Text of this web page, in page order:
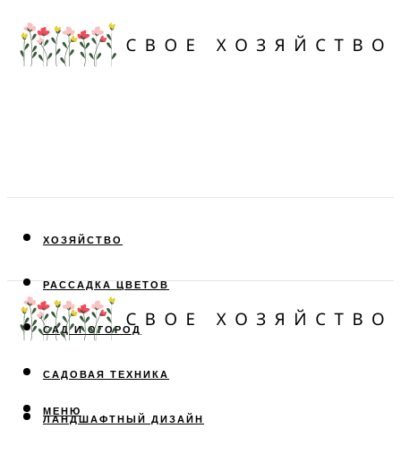
ХОЗЯЙСТВО
РАССАДКА ЦВЕТОВ
САД И ОГОРОД
САДОВАЯ ТЕХНИКА
ЛАНДШАФТНЫЙ ДИЗАЙН
МЕНЮ